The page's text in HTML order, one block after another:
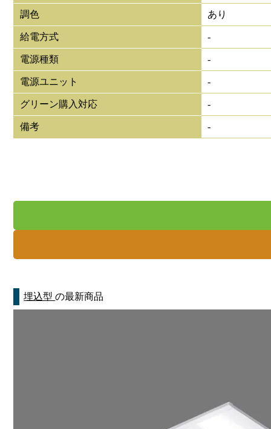
調色 あり
給電方式 -
電源種類 -
電源ユニット -
グリーン購入対応 -
備考 -
埋込型の最新商品